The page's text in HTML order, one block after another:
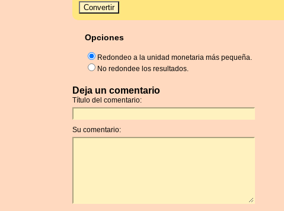
Opciones
Redondeo a la unidad monetaria más pequeña.
No redondee los resultados.
Deja un comentario
Título del comentario:
Su comentario: